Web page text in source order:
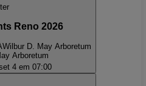
ter
Reno 2026
Wilbur D. May Arboretum
Arboretum
4 em 07:00